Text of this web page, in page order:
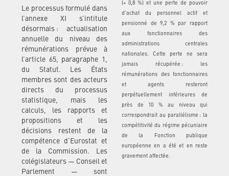
Le processus formulé dans
l’annexe XI s’intitule
désormais : actualisation
annuelle du niveau des
rémunérations prévue à
l’article 65, paragraphe 1,
du Statut. Les États
membres sont des acteurs
directs du processus
statistique, mais les
calculs, les rapports et
propositions et les
décisions restent de la
compétence d’Eurostat et
de la Commission. Les
colégislateurs — Conseil et
Parlement — sont
(+ 0,8 %) et une perte de pouvoir
d’achat du personnel actif et
pensionné de 9,2 % par rapport
aux fonctionnaires des
administrations centrales
nationales. Cette perte ne sera
jamais récupérée : les
rémunérations des fonctionnaires
et agents resteront
perpétuellement inférieures de
près de 10 % au niveau qui
correspondrait au parallélisme : la
compétitivité du régime pécuniaire
de la Fonction publique
européenne en a été et en reste
gravement affectée.